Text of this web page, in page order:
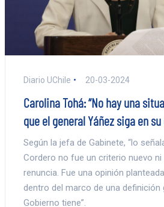
Diario UChile 20-03-2024
Carolina Tohá: “No hay una
que el general Yáñez siga en su
Según la jefa de Gabinete, “lo
Cordero no fue un criterio nuevo
renuncia. Fue una opinión
dentro del marco de una definición
Gobierno tiene”.